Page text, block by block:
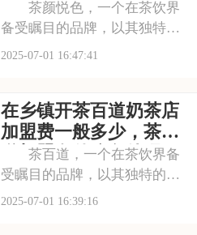
间711店铺都
流程详解内容介绍
茶颜悦色，一个在茶饮界
备受瞩目的品牌，以其独特的
中式茶饮风格和深厚的文化底
的装修风格和温馨的氛围让人
仿佛穿越时空，感受到浓厚的
茶文化。每一款茶饮
2025-07-01 16:47:41
在乡镇开茶百道奶茶店
加盟费一般多少，茶百
道加盟有什么条件吗
茶百道，一个在茶饮界备
受瞩目的品牌，以其独特的中
式茶饮风格和深厚的文化底
2025-07-01 16:39:16